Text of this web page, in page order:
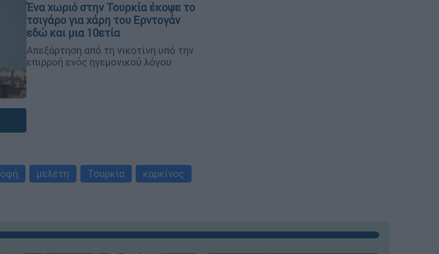
Ένα χωριό στην Τουρκία έκοψε το
τσιγάρο για χάρη του Ερντογάν
εδώ και μια 10ετία
Απεξάρτηση από τη νικοτίνη υπό την
επιρροή ενός ηγεμονικού λόγου
μελέτη Τουρκία
καρκίνος